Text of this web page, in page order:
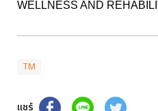
WELLNESS AND
TM
แชร์